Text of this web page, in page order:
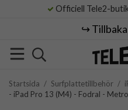
Officiell Tele2-
↪️
Startsida / Surfplattetillbehör /
- iPad Pro 13 (M4) - Fodral -